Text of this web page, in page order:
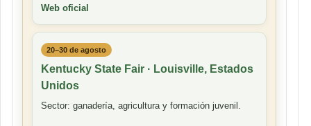
Web oficial
20–30 de agosto
Kentucky State Fair · Louisville, Estados
Unidos
Sector: ganadería, agricultura y formación juvenil.